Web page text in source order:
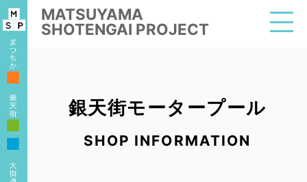
MATSUYAMA
SHOTENGAI PROJECT
■
■
■
銀天街モータープール
SHOP INFORMATION